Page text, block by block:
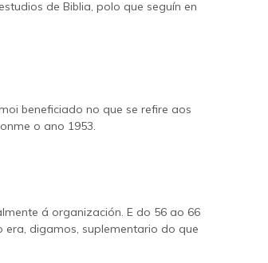
de Biblia, polo que seguín en
beneficiado no que se refire aos
o ano 1953.
á organización. E do 56 ao 66
digamos, suplementario do que